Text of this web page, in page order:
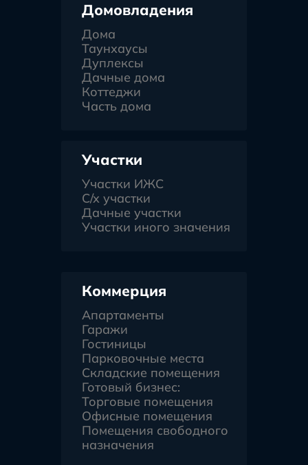
Домовладения
Дома
Таунхаусы
Дуплексы
Дачные дома
Коттеджи
Часть дома
Участки
Участки ИЖС
С/х участки
Дачные участки
Участки иного значения
Коммерция
Апартаменты
Гаражи
Гостиницы
Парковочные места
Складские помещения
Готовый бизнес:
Торговые помещения
Офисные помещения
Помещения свободного
назначения